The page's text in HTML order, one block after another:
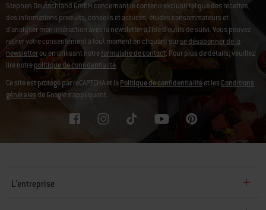
Stephen Deutschland GmbH concernant le contenu exclusif tel que des recettes,
des informations produits, conseils et astuces, études consommateurs et
d'analyser mon intéraction avec la newsletter à l'ide d'outils de suivi. Vous pouvez
retirer votre consentement à tout moment en cliquant surse désabonner de la
newsletterou en utilisant notreformulaire de contact. Pour plus de détails, veuillez
lire notrepolitique de confidentialité.
Ce site est protégé par reCAPTCHA et la Politique de confidentialitéet lesConditions
généralesde Google s’appliquent.
L'entreprise